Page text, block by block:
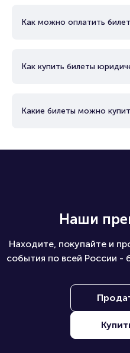
Как можно оплатить
Как купить билеты
Какие билеты можно
Наши
Находите, покупайте и
события по всей России -